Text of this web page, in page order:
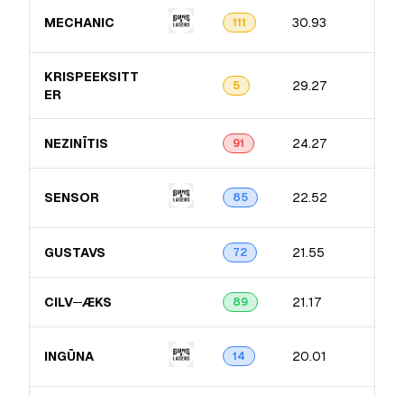
MECHANIC 111 30.93
KRISPEEKSITT​
ER
5 29.27
NEZINĪTIS 91 24.27
SENSOR 85 22.52
GUSTAVS 72 21.55
CILV─ÆKS 89 21.17
INGŪNA 14 20.01